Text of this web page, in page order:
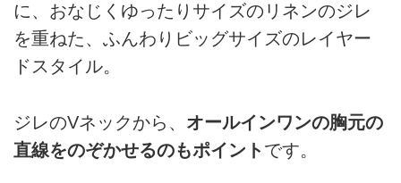
に、おなじくゆったりサイズのリネンのジレ
を重ねた、ふんわりビッグサイズのレイヤー
ドスタイル。
ジレのVネックから、 オールインワンの胸元の
直線をのぞかせるのもポイント です。